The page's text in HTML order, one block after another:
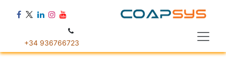
+34 936766723